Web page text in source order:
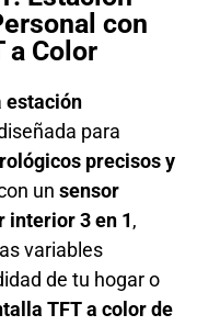
con
a Color
estación
para
precisos y
un sensor
interior 3 en 1,
variables
de tu hogar o
TFT a color de